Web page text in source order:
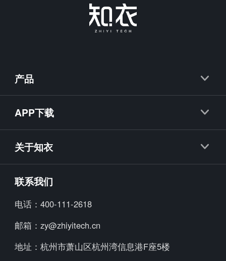
产品
知款
知小布
知小衣
海外探款
美念
炼丹炉
APP下载
海外探款APP
关于知衣
加入我们
行业资讯
公司动态
联系我们
电话： 400-111-2618
邮箱： zy@zhiyitech.cn
地址： 杭州市萧山区杭州湾信息港F座5楼